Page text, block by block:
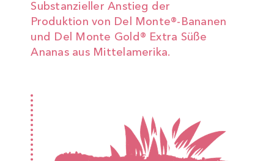
Substanzieller Anstieg der
Produktion von Del Monte®-Bananen
und Del Monte Gold® Extra Süße
Ananas aus Mittelamerika.